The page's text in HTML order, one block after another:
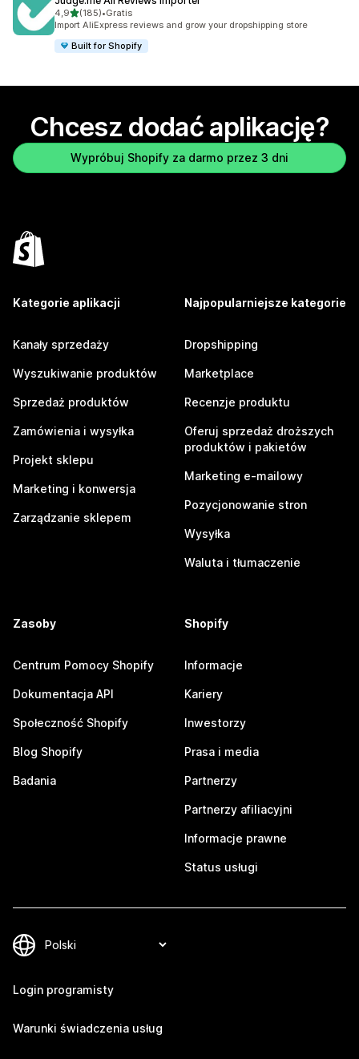
4,9na 5 gwiazdek
(185)
Łączna liczba recenzji: 185
•Gratis
Import AliExpress reviews and grow your dropshipping store
Built for Shopify
Chcesz dodać aplikację?
Wypróbuj Shopify za darmo przez 3 dni
Kategorie aplikacji
Kanały sprzedaży
Wyszukiwanie produktów
Sprzedaż produktów
Zamówienia i wysyłka
Projekt sklepu
Marketing i konwersja
Zarządzanie sklepem
Najpopularniejsze kategorie
Dropshipping
Marketplace
Recenzje produktu
Oferuj sprzedaż droższych
produktów i pakietów
Marketing e-mailowy
Pozycjonowanie stron
Wysyłka
Waluta i tłumaczenie
Zasoby
Centrum Pomocy Shopify
Dokumentacja API
Społeczność Shopify
Blog Shopify
Badania
Shopify
Informacje
Kariery
Inwestorzy
Prasa i media
Partnerzy
Partnerzy afiliacyjni
Informacje prawne
Status usługi
Login programisty
Warunki świadczenia usług